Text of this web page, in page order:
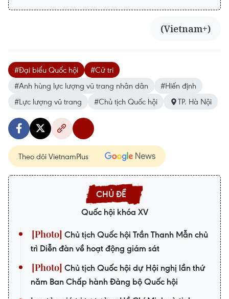
(Vietnam+)
#Đại biểu Quốc hội
#Cử tri
#Anh hùng lực lượng vũ trang nhân dân
#Hiến định
#Lực lượng vũ trang
#Chủ tịch Quốc hội TP. Hà Nội
Theo dõi VietnamPlus
Quốc hội khóa XV
Chủ tịch Quốc hội Trần Thanh Mẫn chủ
trì Diễn đàn về hoạt động giám sát
Chủ tịch Quốc hội dự Hội nghị lần thứ
năm Ban Chấp hành Đảng bộ Quốc hội